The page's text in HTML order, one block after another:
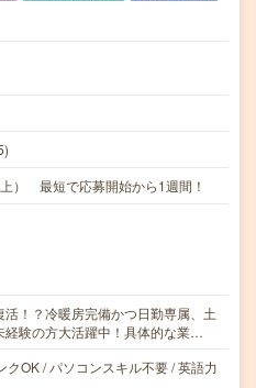
） 最短で応募開始から1週間！
！？冷暖房完備かつ日勤専属、土
経験の方大活躍中！具体的な業…
クOK / パソコンスキル不要 / 英語力